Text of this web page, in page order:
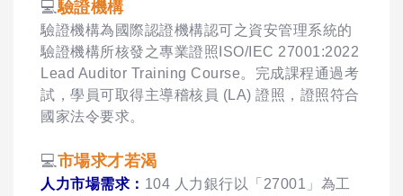
💻驗證機構
驗證機構為國際認證機構認可之資安管理系統的
驗證機構所核發之專業證照ISO/IEC 27001:2022
Lead Auditor Training Course。完成課程通過考
試，學員可取得主導稽核員 (LA) 證照，證照符合
國家法令要求。
💻 市場求才若渴
人力市場需求： 104 人力銀行以「27001」為工